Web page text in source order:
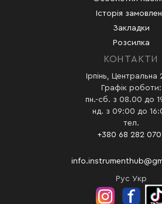
Історія
Закладки
Розсилка
КОНТАКТИ
Ірпінь, Центральна
Графік роботи:
пн.-сб. з 08.00 до
нд. з 09:00 до
тел.
+380 68 282
Рус Укр